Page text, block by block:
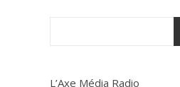
L’Axe Média Radio